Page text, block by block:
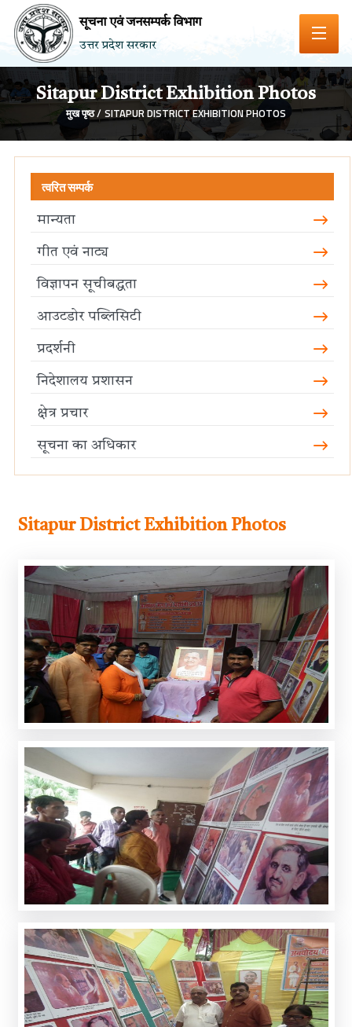
सूचना एवं जनसम्पर्क विभाग
उत्तर प्रदेश सरकार
Sitapur District Exhibition Photos
मुख पृष्ठ / SITAPUR DISTRICT EXHIBITION PHOTOS
त्वरित सम्पर्क
मान्यता
गीत एवं नाट्य
विज्ञापन सूचीबद्धता
आउटडोर पब्लिसिटी
प्रदर्शनी
निदेशालय प्रशासन
क्षेत्र प्रचार
सूचना का अधिकार
Sitapur District Exhibition Photos